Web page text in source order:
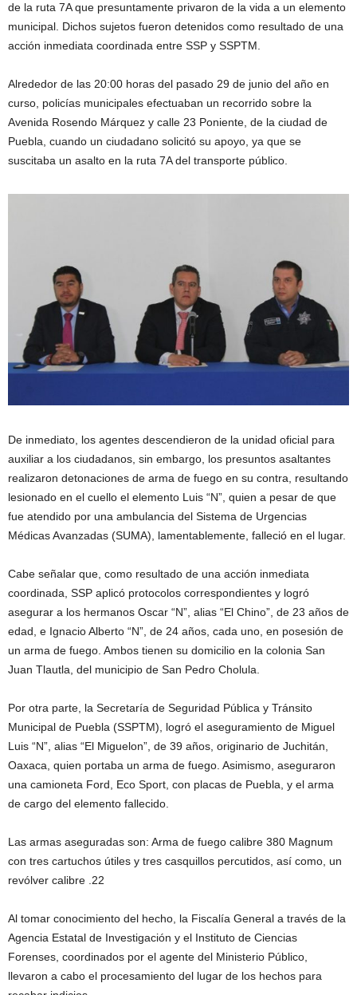
de la ruta 7A que presuntamente privaron de la vida a un elemento
municipal. Dichos sujetos fueron detenidos como resultado de una
acción inmediata coordinada entre SSP y SSPTM.
Alrededor de las 20:00 horas del pasado 29 de junio del año en
curso, policías municipales efectuaban un recorrido sobre la
Avenida Rosendo Márquez y calle 23 Poniente, de la ciudad de
Puebla, cuando un ciudadano solicitó su apoyo, ya que se
suscitaba un asalto en la ruta 7A del transporte público.
De inmediato, los agentes descendieron de la unidad oficial para
auxiliar a los ciudadanos, sin embargo, los presuntos asaltantes
realizaron detonaciones de arma de fuego en su contra, resultando
lesionado en el cuello el elemento Luis “N”, quien a pesar de que
fue atendido por una ambulancia del Sistema de Urgencias
Médicas Avanzadas (SUMA), lamentablemente, falleció en el lugar.
Cabe señalar que, como resultado de una acción inmediata
coordinada, SSP aplicó protocolos correspondientes y logró
asegurar a los hermanos Oscar “N”, alias “El Chino”, de 23 años de
edad, e Ignacio Alberto “N”, de 24 años, cada uno, en posesión de
un arma de fuego. Ambos tienen su domicilio en la colonia San
Juan Tlautla, del municipio de San Pedro Cholula.
Por otra parte, la Secretaría de Seguridad Pública y Tránsito
Municipal de Puebla (SSPTM), logró el aseguramiento de Miguel
Luis “N”, alias “El Miguelon”, de 39 años, originario de Juchitán,
Oaxaca, quien portaba un arma de fuego. Asimismo, aseguraron
una camioneta Ford, Eco Sport, con placas de Puebla, y el arma
de cargo del elemento fallecido.
Las armas aseguradas son: Arma de fuego calibre 380 Magnum
con tres cartuchos útiles y tres casquillos percutidos, así como, un
revólver calibre .22
Al tomar conocimiento del hecho, la Fiscalía General a través de la
Agencia Estatal de Investigación y el Instituto de Ciencias
Forenses, coordinados por el agente del Ministerio Público,
llevaron a cabo el procesamiento del lugar de los hechos para